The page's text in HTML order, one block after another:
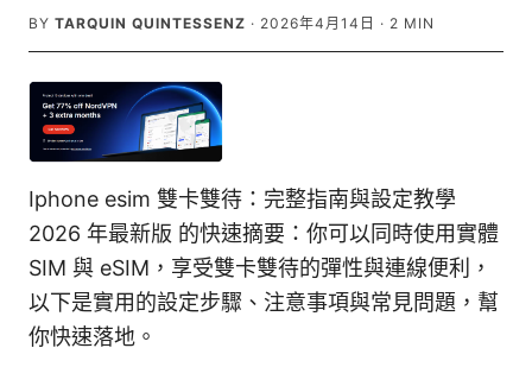
BY TARQUIN QUINTESSENZ · 2026年4月14日 · 2 MIN
Iphone esim 雙卡雙待：完整指南與設定教學
2026 年最新版 的快速摘要：你可以同時使用實體
SIM 與 eSIM，享受雙卡雙待的彈性與連線便利，
以下是實用的設定步驟、注意事項與常見問題，幫
你快速落地。